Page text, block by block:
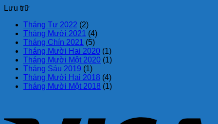
Lưu trữ
Tháng Tư 2022 (2)
Tháng Mười 2021 (4)
Tháng Chín 2021 (5)
Tháng Mười Hai 2020 (1)
Tháng Mười Một 2020 (1)
Tháng Sáu 2019 (1)
Tháng Mười Hai 2018 (4)
Tháng Mười Một 2018 (1)